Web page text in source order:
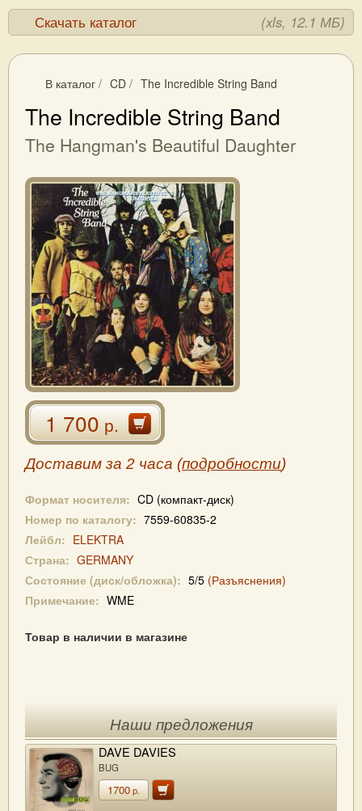
Скачать каталог (xls, 12.1 МБ)
В каталог / CD / The Incredible String Band
The Incredible String Band
The Hangman's Beautiful Daughter
1 700р.
Доставим за 2 часа (подробности)
Формат носителя: CD (компакт-диск)
Номер по каталогу: 7559-60835-2
Лейбл: ELEKTRA
Страна: GERMANY
Состояние (диск/обложка): 5/5 (Разъяснения)
Примечание: WME
Товар в наличии в магазине
Наши предложения
DAVE DAVIES
BUG
1700р.